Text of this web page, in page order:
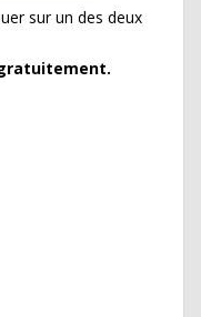
sur un des deux